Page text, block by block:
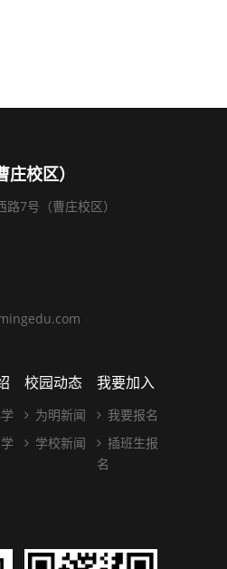
校区）
7号（曹庄校区）
校园动态
为明新闻
学校新闻
我要加入
我要报名
插班生报
名